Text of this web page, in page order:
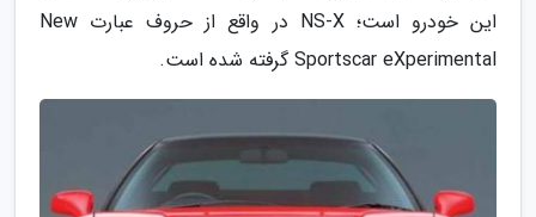
این خودرو است؛ NS-X در واقع از حروف عبارت New
Sportscar eXperimental گرفته شده است.